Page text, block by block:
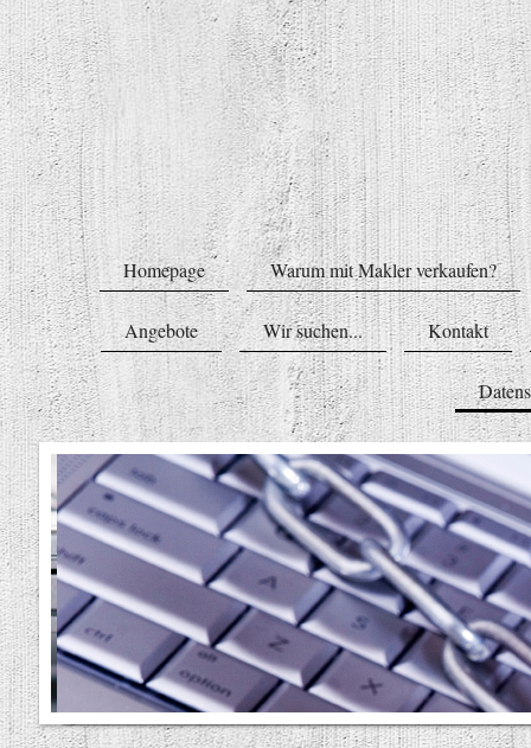
Homepage Warum mit Makler verkaufen?
Angebote Wir suchen... Kontakt